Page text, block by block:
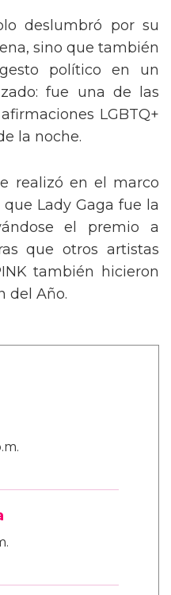
deslumbró por su
sino que también
político en un
fue una de las
LGBTQ+
la noche.
realizó en el marco
Lady Gaga fue la
el premio a
que otros artistas
también hicieron
del Año.